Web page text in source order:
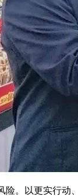
以更实行动、